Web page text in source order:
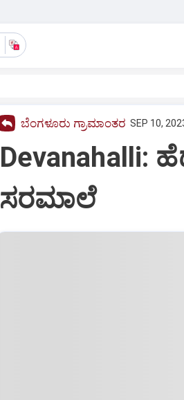
ಬೆಂಗಳೂರು ಗ್ರಾಮಾಂತರ SEP 10,
Devanahalli:
ಸರಮಾಲೆ